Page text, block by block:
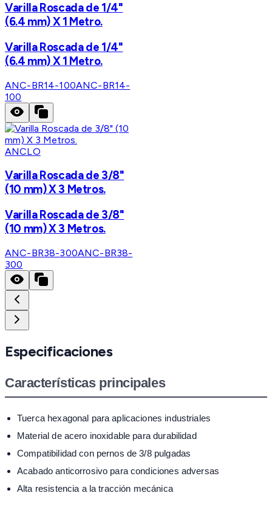
Varilla Roscada de 1/4"
(6.4 mm) X 1 Metro.
Varilla Roscada de 1/4"
(6.4 mm) X 1 Metro.
ANC-BR14-100ANC-BR14-
100
ANCLO
Varilla Roscada de 3/8"
(10 mm) X 3 Metros.
Varilla Roscada de 3/8"
(10 mm) X 3 Metros.
ANC-BR38-300ANC-BR38-
300
Especificaciones
Características principales
Tuerca hexagonal para aplicaciones industriales
Material de acero inoxidable para durabilidad
Compatibilidad con pernos de 3/8 pulgadas
Acabado anticorrosivo para condiciones adversas
Alta resistencia a la tracción mecánica